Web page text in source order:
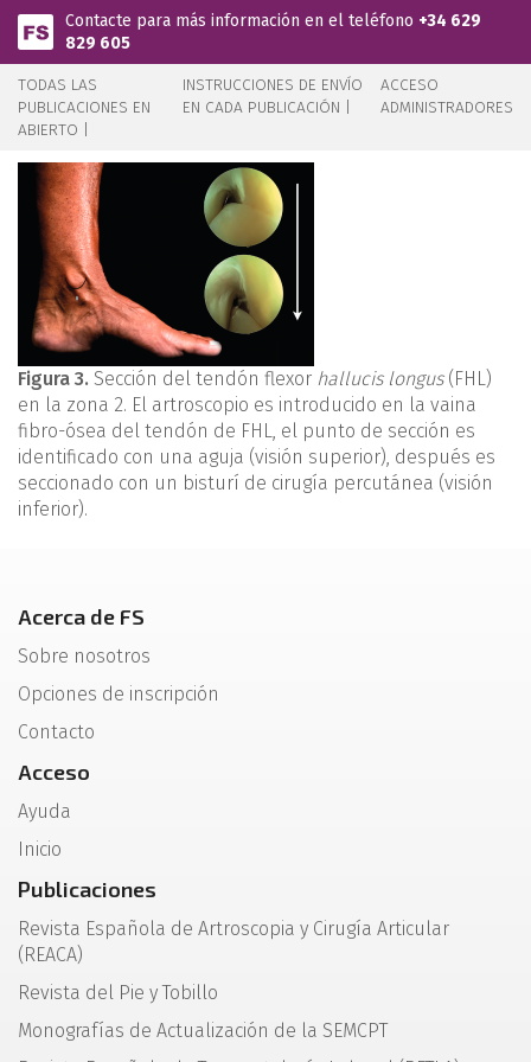
Pasar al contenido principal
Contacte para más información en el teléfono +34 629
829 605
TODAS LAS
PUBLICACIONES EN
ABIERTO |
INSTRUCCIONES DE ENVÍO
EN CADA PUBLICACIÓN |
ACCESO
ADMINISTRADORES
Figura 3. Sección del tendón flexor hallucis longus(FHL)
en la zona 2. El artroscopio es introducido en la vaina
fibro-ósea del tendón de FHL, el punto de sección es
identificado con una aguja (visión superior), después es
seccionado con un bisturí de cirugía percutánea (visión
inferior).
Acerca de FS
Sobre nosotros
Opciones de inscripción
Contacto
Acceso
Ayuda
Inicio
Publicaciones
Revista Española de Artroscopia y Cirugía Articular
(REACA)
Revista del Pie y Tobillo
Monografías de Actualización de la SEMCPT